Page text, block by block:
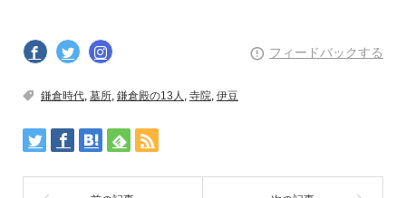
フィードバックする
鎌倉時代, 墓所, 鎌倉殿の13人 , 寺院, 伊豆